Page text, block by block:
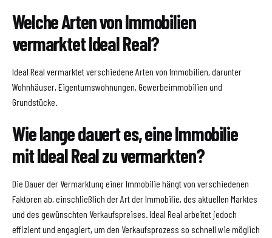
Welche Arten von Immobilien
vermarktet Ideal Real?
Ideal Real vermarktet verschiedene Arten von Immobilien, darunter
Wohnhäuser, Eigentumswohnungen, Gewerbeimmobilien und
Grundstücke.
Wie lange dauert es, eine Immobilie
mit Ideal Real zu vermarkten?
Die Dauer der Vermarktung einer Immobilie hängt von verschiedenen
Faktoren ab, einschließlich der Art der Immobilie, des aktuellen Marktes
und des gewünschten Verkaufspreises. Ideal Real arbeitet jedoch
effizient und engagiert, um den Verkaufsprozess so schnell wie möglich